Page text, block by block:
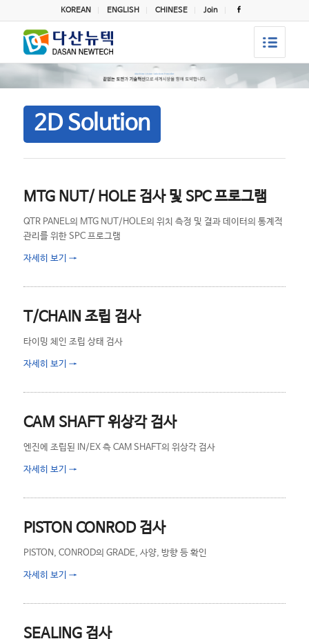
KOREAN ENGLISH CHINESE Join
2D Solution
MTG NUT/ HOLE 검사 및 SPC 프로그램
QTR PANEL의 MTG NUT/HOLE의 위치 측정 및 결과 데이터의 통계적
관리를 위한 SPC 프로그램
자세히 보기 →
T/CHAIN 조립 검사
타이밍 체인 조립 상태 검사
자세히 보기 →
CAM SHAFT 위상각 검사
엔진에 조립된 IN/EX 측 CAM SHAFT의 위상각 검사
자세히 보기 →
PISTON CONROD 검사
PISTON, CONROD의 GRADE, 사양, 방향 등 확인
자세히 보기 →
SEALING 검사